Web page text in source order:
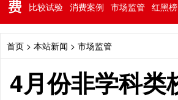
比较试验 消费案例 市场监管 红黑榜
首页 > 本站新闻 > 市场监管
4月份非学科类